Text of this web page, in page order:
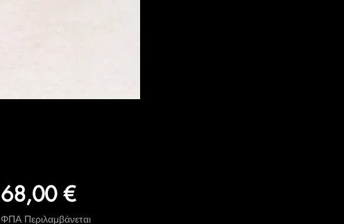
68,00 €Τιμή
ΦΠΑ Περιλαμβάνεται